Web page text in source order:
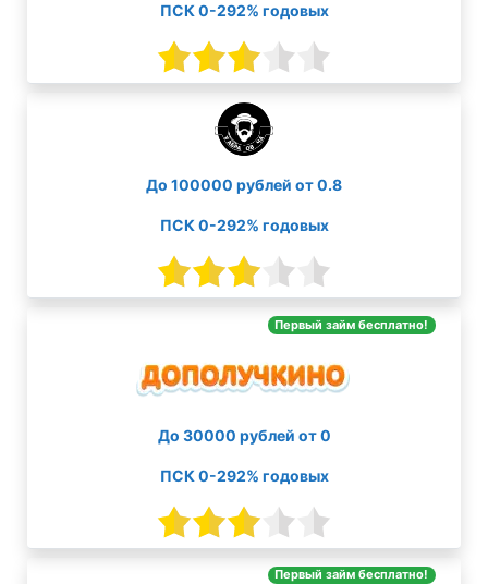
ПСК 0-292% годовых
До 100000 рублей от 0.8
ПСК 0-292% годовых
Первый займ бесплатно!
До 30000 рублей от 0
ПСК 0-292% годовых
Первый займ бесплатно!